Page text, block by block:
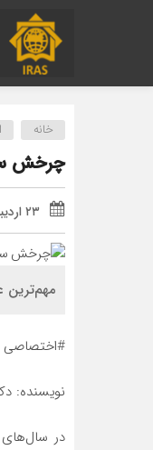
خانه
چرخش
۲۳ اردیبهشت ۱۴۰۵ - ۱۲:۳۸
مهم‌ترین
#اختصاصی
نویسنده:
در